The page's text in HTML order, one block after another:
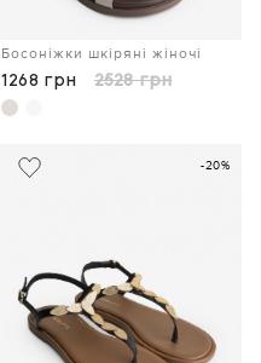
Босоніжки шкіряні жіночі
1268 грн 2528 грн
-20%